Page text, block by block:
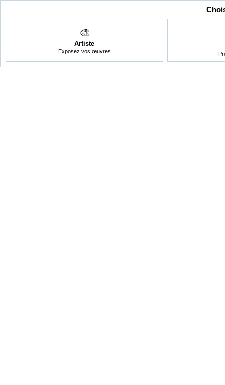
🎨
Artiste
Exposez vos œuvres